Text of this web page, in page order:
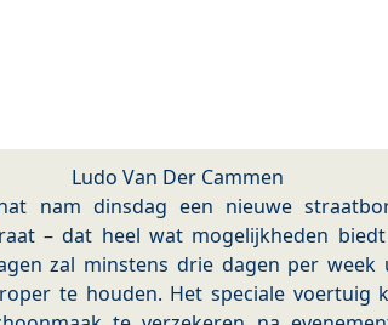
Ludo Van Der Cammen
nam dinsdag een nieuwe
– dat heel wat mogelijkheden
zal minstens drie dagen per
te houden. Het speciale voertuig